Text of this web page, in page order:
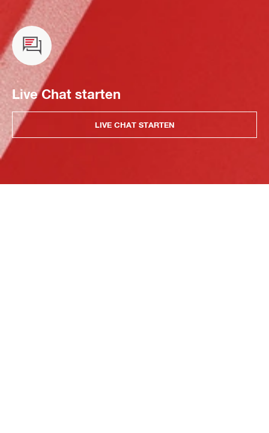
Live Chat starten
LIVE CHAT STARTEN